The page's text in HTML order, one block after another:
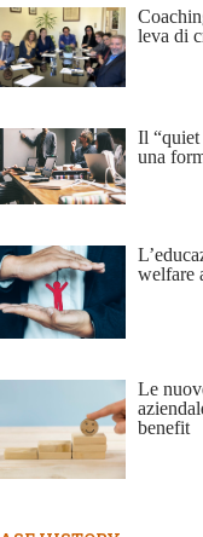
leva di
Il “quiet
una
welfare
Le
benefit